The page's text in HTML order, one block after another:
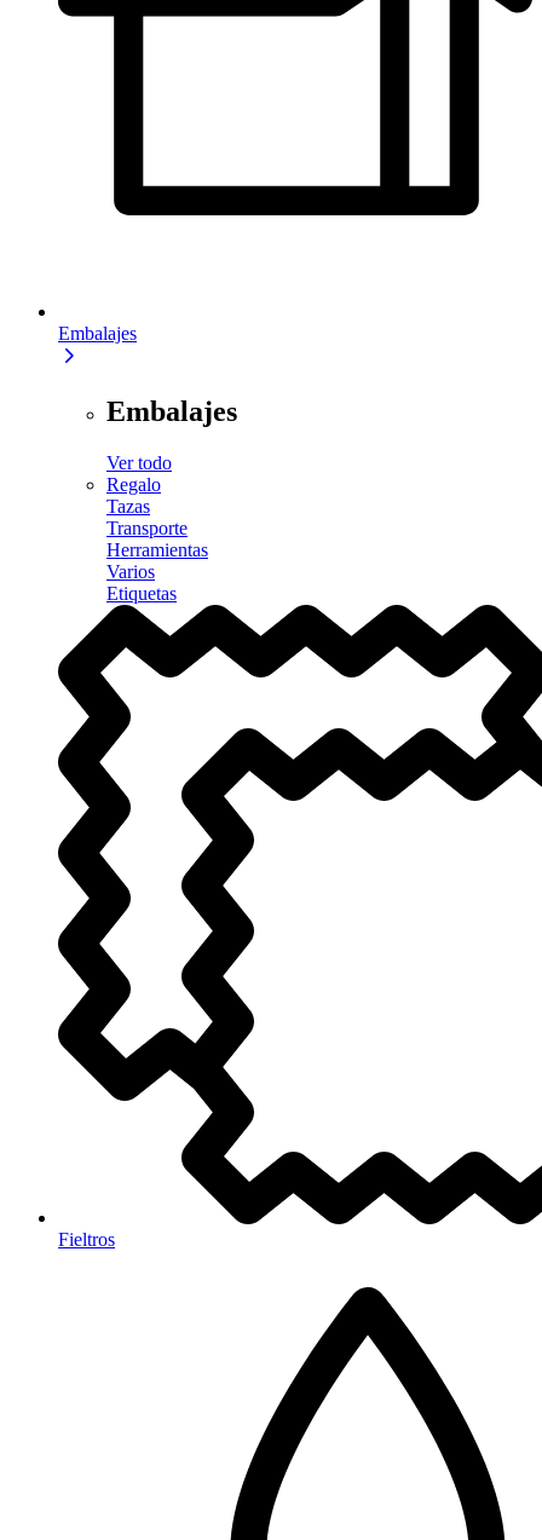
Embalajes
Embalajes
Ver todo
Regalo
Tazas
Transporte
Herramientas
Varios
Etiquetas
Fieltros